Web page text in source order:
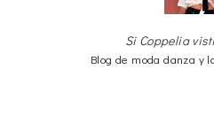
Si Coppelia
Blog de moda danza y